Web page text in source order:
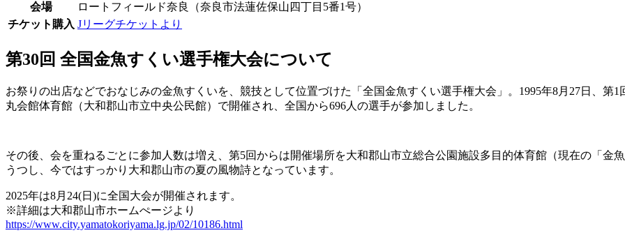
会場
ロートフィールド奈良（奈良市法蓮佐保山四丁目5番1号）
チケット購入 Jリーグチケットより
第30回 全国金魚すくい選手権大会について
お祭りの出店などでおなじみの金魚すくいを、競技として位置づけた「全国金魚すくい選手権大会」。1995年8月27日、第1
丸会館体育館（大和郡山市立中央公民館）で開催され、全国から696人の選手が参加しました。
その後、会を重ねるごとに参加人数は増え、第5回からは開催場所を大和郡山市立総合公園施設多目的体育館（現在の「金
うつし、今ではすっかり大和郡山市の夏の風物詩となっています。
2025年は8月24(日)に全国大会が開催されます。
※詳細は大和郡山市ホームぺージより
https://www.city.yamatokoriyama.lg.jp/02/10186.html